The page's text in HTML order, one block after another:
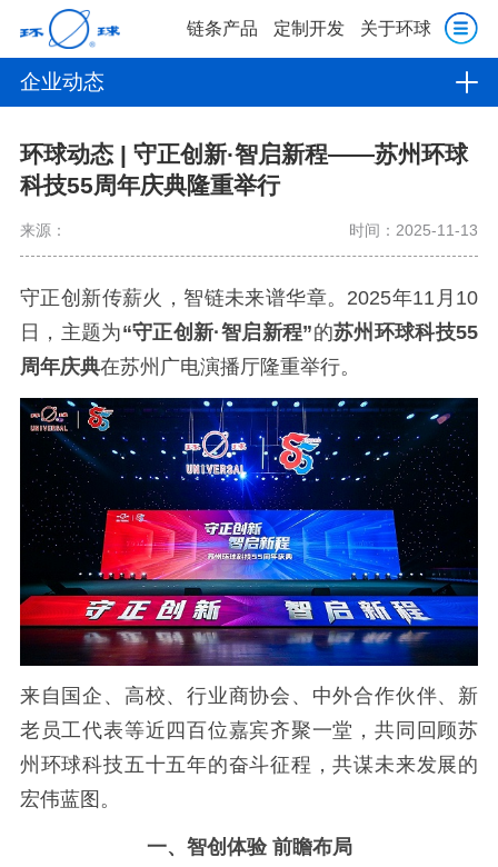
链条产品 定制开发 关于环球
企业动态
环球动态 | 守正创新·智启新程——苏州环球
科技55周年庆典隆重举行
来源： 时间：2025-11-13
守正创新传薪火，智链未来谱华章。2025年11月10
日，主题为“守正创新·智启新程”的苏州环球科技55
周年庆典在苏州广电演播厅隆重举行。
来自国企、高校、行业商协会、中外合作伙伴、新
老员工代表等近四百位嘉宾齐聚一堂，共同回顾苏
州环球科技五十五年的奋斗征程，共谋未来发展的
宏伟蓝图。
一、智创体验 前瞻布局